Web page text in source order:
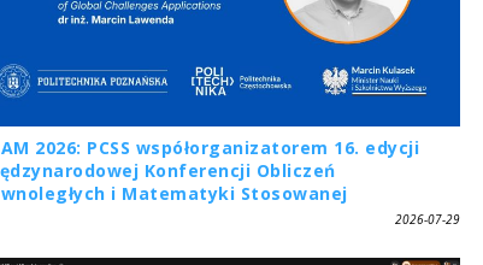
2026: PCSS współorganizatorem 16. edycji
Konferencji Obliczeń
i Matematyki Stosowanej
2026-07-29